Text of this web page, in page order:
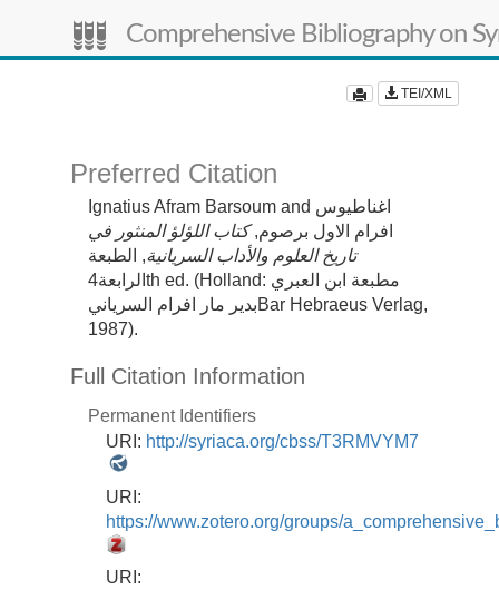
Comprehensive Bibliography on
TEI/XML
Preferred Citation
Ignatius Afram Barsoum and اغناطيوس
افرام الاول برصوم,كتاب اللؤلؤ المنثور في
تاريخ العلوم والأداب السريانية, الطبعة
الرابعة4th ed. (Holland: مطبعة ابن العبري
بدير مار افرام السريانيBar Hebraeus Verlag,
1987).
Full Citation Information
Permanent Identifiers
URI: http://syriaca.org/cbss/T3RMVYM7
URI:
https://www.zotero.org/groups/
URI: